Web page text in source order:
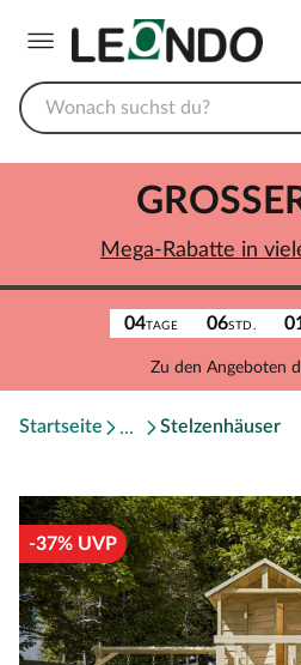
04TAGE 06STD.
Zu den Angeboten
Mega-Rabatte in
Startseite Stelzenhäuser
-37% UVP